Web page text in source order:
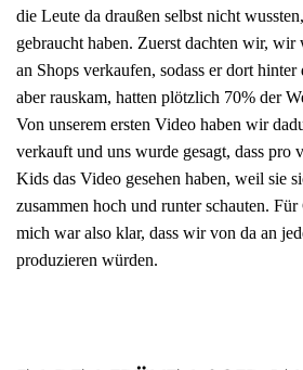
die Leute da draußen selbst nicht
gebraucht haben. Zuerst dachten wir,
an Shops verkaufen, sodass er dort
aber rauskam, hatten plötzlich 70% der
Von unserem ersten Video haben wir
verkauft und uns wurde gesagt, dass pro
Kids das Video gesehen haben, weil sie
zusammen hoch und runter schauten.
mich war also klar, dass wir von da an
produzieren würden.